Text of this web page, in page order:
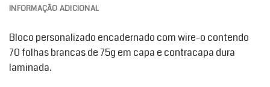
INFORMAÇÃO ADICIONAL
Bloco personalizado encadernado com wire-o contendo
70 folhas brancas de 75g em capa e contracapa dura
laminada.